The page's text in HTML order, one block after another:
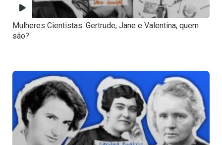
Mulheres Cientistas: Gertrude, Jane e Valentina, quem
são?